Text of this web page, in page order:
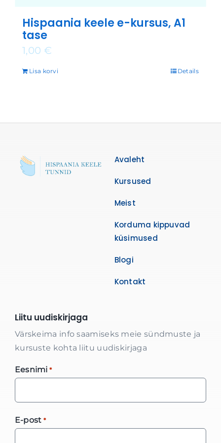
Hispaania keele e-kursus, A1
tase
1,00 €
Lisa korvi Details
Avaleht
Kursused
Meist
Korduma kippuvad
küsimused
Blogi
Kontakt
Liitu uudiskirjaga
Värskeima info saamiseks meie sündmuste ja
kursuste kohta liitu uudiskirjaga
Eesnimi *
E-post *